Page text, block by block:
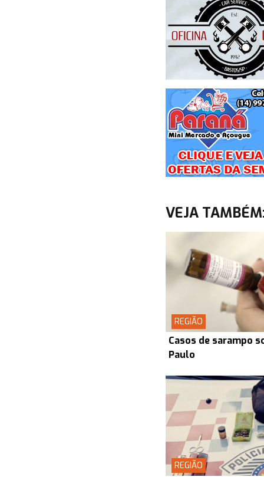
VEJA
REGIÃO
Casos de sarampo
Paulo
REGIÃO